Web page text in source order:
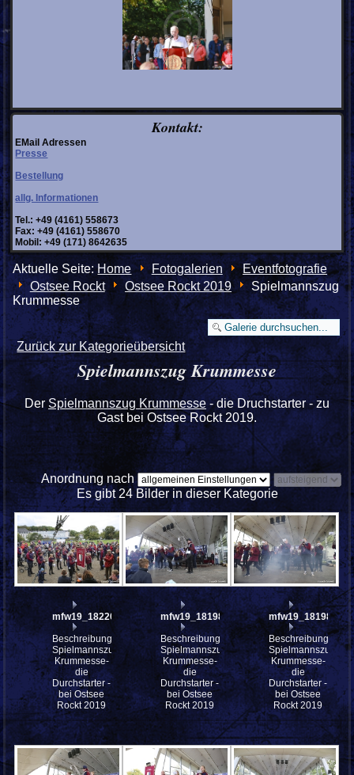
Kontakt:
EMail Adressen
Presse
Bestellung
allg. Informationen
Tel.: +49 (4161) 558673
Fax: +49 (4161) 558670
Mobil: +49 (171) 8642635
Aktuelle Seite:Home Fotogalerien
Eventfotografie
Ostsee Rockt
Ostsee Rockt 2019
Spielmannszug
Krummesse
Zurück zur Kategorieübersicht
Spielmannszug Krummesse
DerSpielmannszug Krummesse- die Druchstarter - zu
Gast bei Ostsee Rockt 2019.
Anordnung nach
Es gibt 24 Bilder in dieser Kategorie
mfw19_182204
Beschreibung:
Spielmannszug
Krummesse-
die
Durchstarter -
bei Ostsee
Rockt 2019
mfw19_181987
Beschreibung:
Spielmannszug
Krummesse-
die
Durchstarter -
bei Ostsee
Rockt 2019
mfw19_181986
Beschreibung:
Spielmannszug
Krummesse-
die
Durchstarter -
bei Ostsee
Rockt 2019